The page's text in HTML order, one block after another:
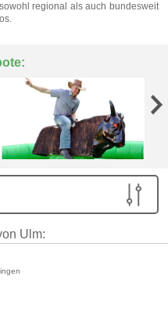
regional als auch bundesweit
Ulm: